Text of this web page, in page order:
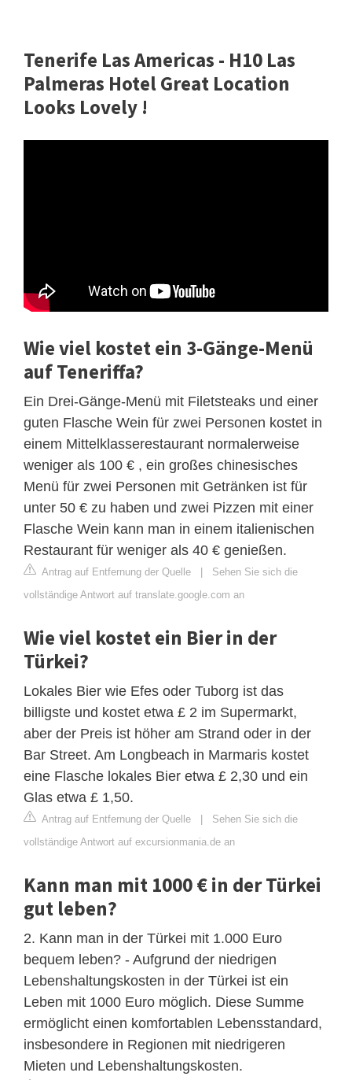
Tenerife Las Americas - H10 Las
Palmeras Hotel Great Location
Looks Lovely !
Wie viel kostet ein 3-Gänge-Menü
auf Teneriffa?
Ein Drei-Gänge-Menü mit Filetsteaks und einer
guten Flasche Wein für zwei Personen kostet in
einem Mittelklasserestaurant normalerweise
weniger als 100 € , ein großes chinesisches
Menü für zwei Personen mit Getränken ist für
unter 50 € zu haben und zwei Pizzen mit einer
Flasche Wein kann man in einem italienischen
Restaurant für weniger als 40 € genießen.
Antrag auf Entfernung der Quelle | Sehen Sie sich die
vollständige Antwort auf translate.google.com an
Wie viel kostet ein Bier in der
Türkei?
Lokales Bier wie Efes oder Tuborg ist das
billigste und kostet etwa £ 2 im Supermarkt,
aber der Preis ist höher am Strand oder in der
Bar Street. Am Longbeach in Marmaris kostet
eine Flasche lokales Bier etwa £ 2,30 und ein
Glas etwa £ 1,50.
Antrag auf Entfernung der Quelle | Sehen Sie sich die
vollständige Antwort auf excursionmania.de an
Kann man mit 1000 € in der Türkei
gut leben?
2. Kann man in der Türkei mit 1.000 Euro
bequem leben? - Aufgrund der niedrigen
Lebenshaltungskosten in der Türkei ist ein
Leben mit 1000 Euro möglich. Diese Summe
ermöglicht einen komfortablen Lebensstandard,
insbesondere in Regionen mit niedrigeren
Mieten und Lebenshaltungskosten.